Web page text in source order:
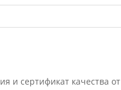
и сертификат качества от